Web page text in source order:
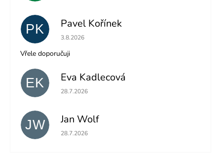
PK Pavel Kořínek
Hodnocení obchodu je 5 z 5 hvězdiček.
3.8.2026
Vřele doporučuji
EK Eva Kadlecová
Hodnocení obchodu je 5 z 5 hvězdiček.
28.7.2026
JW Jan Wolf
Hodnocení obchodu je 5 z 5 hvězdiček.
28.7.2026